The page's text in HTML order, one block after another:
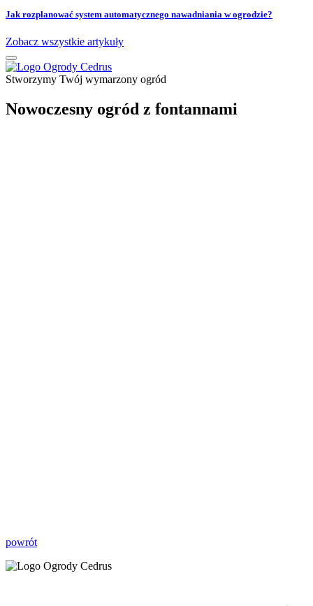
Jak rozplanować system automatycznego nawadniania w ogrodzie?
Zobacz wszystkie artykuły
Stworzymy Twój wymarzony ogród
Nowoczesny ogród z fontannami
powrót